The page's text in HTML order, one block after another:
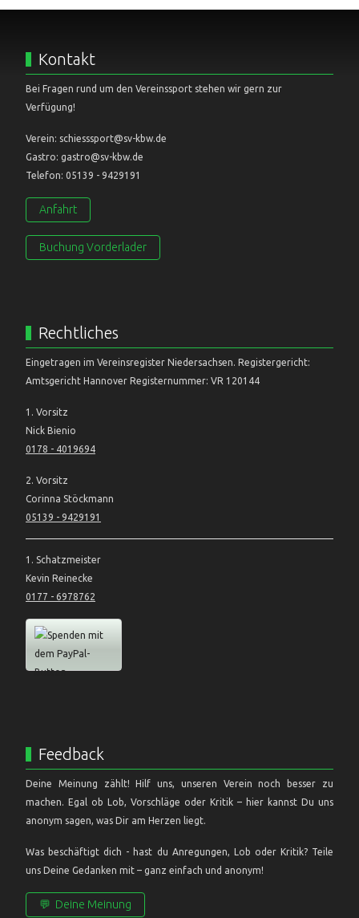
Kontakt
Bei Fragen rund um den Vereinssport stehen wir gern zur
Verfügung!
Verein: schiesssport@sv-kbw.de
Gastro: gastro@sv-kbw.de
Telefon: 05139 - 9429191
Anfahrt
Buchung Vorderlader
Rechtliches
Eingetragen im Vereinsregister Niedersachsen. Registergericht:
Amtsgericht Hannover Registernummer: VR 120144
1. Vorsitz
Nick Bienio
0178 - 4019694
2. Vorsitz
Corinna Stöckmann
05139 - 9429191
1. Schatzmeister
Kevin Reinecke
0177 - 6978762
Feedback
Deine Meinung zählt! Hilf uns, unseren Verein noch besser zu
machen. Egal ob Lob, Vorschläge oder Kritik – hier kannst Du uns
anonym sagen, was Dir am Herzen liegt.
Was beschäftigt dich - hast du Anregungen, Lob oder Kritik? Teile
uns Deine Gedanken mit – ganz einfach und anonym!
💬 Deine Meinung